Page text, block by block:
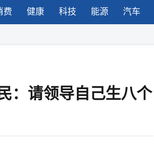
费 健康 科技 能源 汽车
：请领导自己生八个